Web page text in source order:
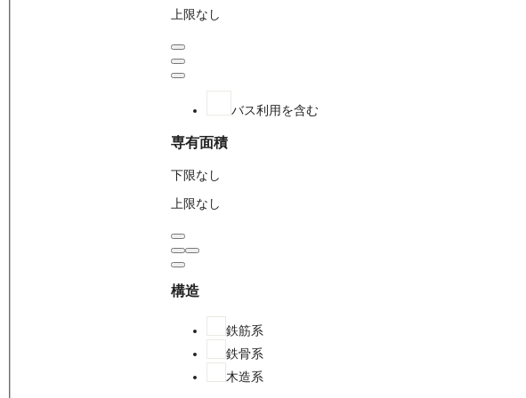
上限なし
バス利用を含む
専有面積
下限なし
上限なし
構造
鉄筋系
鉄骨系
木造系